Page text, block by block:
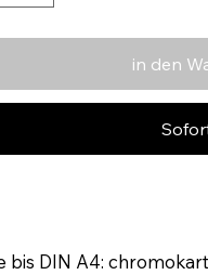
in den
bis DIN A4: